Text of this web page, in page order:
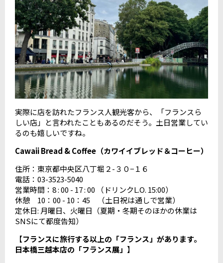
実際に店を訪れたフランス人観光客から、「フランスら
しい店」と言われたこともあるのだそう。土日営業してい
るのも嬉しいですね。
Cawaii Bread & Coffee（カワイイブレッド＆コーヒー）
住所：東京都中央区八丁堀２-３０−１６
電話：03-3523-5040
営業時間：8 : 00 - 17 : 00 （ドリンクL.O. 15:00）
休憩 10：00 - 10：45 （土日祝は通しで営業）
定休日: 月曜日、火曜日（夏期・冬期そのほかの休業は
SNSにて都度告知）
【フランスに旅行する以上の「フランス」があります。
日本橋三越本店の「フランス展」 】